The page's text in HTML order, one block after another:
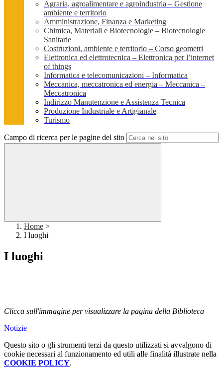
Agraria, agroalimentare e agroindustria – Gestione
ambiente e territorio
Amministrazione, Finanza e Marketing
Chimica, Materiali e Biotecnologie – Biotecnologie
Sanitarie
Costruzioni, ambiente e territorio – Corso geometri
Elettronica ed elettrotecnica – Elettronica per l’internet
of things
Informatica e telecomunicazioni – Informatica
Meccanica, meccatronica ed energia – Meccanica –
Meccatronica
Indirizzo Manutenzione e Assistenza Tecnica
Produzione Industriale e Artigianale
Turismo
Campo di ricerca per le pagine del sito
Home >
I luoghi
I luoghi
Clicca sull'immagine per visualizzare la pagina della Biblioteca
Notizie
Questo sito o gli strumenti terzi da questo utilizzati si avvalgono di
cookie necessari al funzionamento ed utili alle finalità illustrate nella
COOKIE POLICY.